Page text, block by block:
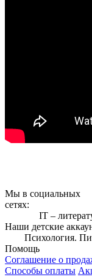
Мы в социальных
сетях:
IT –
Наши детские
Психология.
Помощь
Соглашение о
Способы оплаты